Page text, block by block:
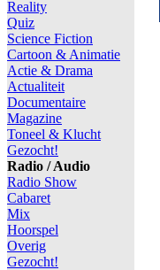
Reality
Quiz
Science Fiction
Cartoon & Animatie
Actie & Drama
Actualiteit
Documentaire
Magazine
Toneel & Klucht
Gezocht!
Radio / Audio
Radio Show
Cabaret
Mix
Hoorspel
Overig
Gezocht!